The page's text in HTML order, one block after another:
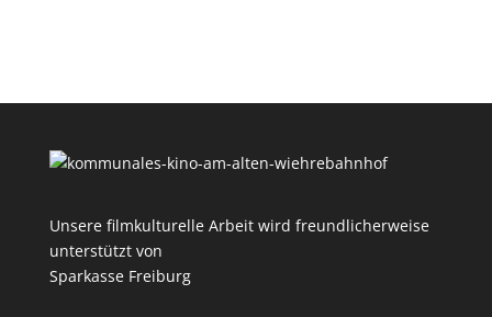
Unsere filmkulturelle Arbeit wird freundlicherweise
unterstützt von
Sparkasse Freiburg